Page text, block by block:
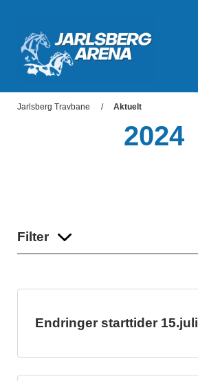
Jarlsberg Travbane Aktuelt
2024
Filter
Endringer starttider 15.juli